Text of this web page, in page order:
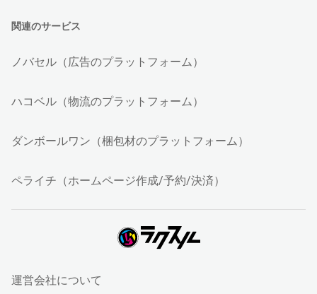
関連のサービス
ノバセル（広告のプラットフォーム）
ハコベル（物流のプラットフォーム）
ダンボールワン（梱包材のプラットフォーム）
ペライチ（ホームページ作成/予約/決済）
運営会社について